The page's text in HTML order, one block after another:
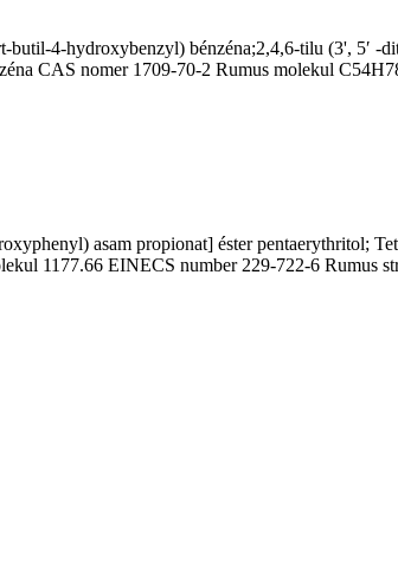
4-hydroxybenzyl) bénzéna;2,4,6-tilu (3', 5′ -
CAS nomer 1709-70-2 Rumus molekul
asam propionat] éster pentaerythritol;
1177.66 EINECS number 229-722-6 Rumus